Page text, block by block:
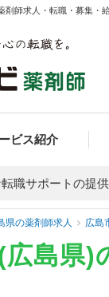
剤師求人・転職・募集・
ビス紹介
職サポートの提供
県の薬剤師求人 広島
広島県)